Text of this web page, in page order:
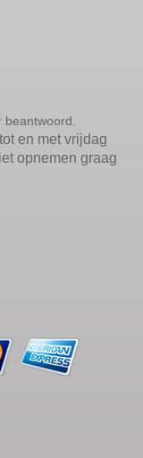
en met vrijdag
opnemen graag